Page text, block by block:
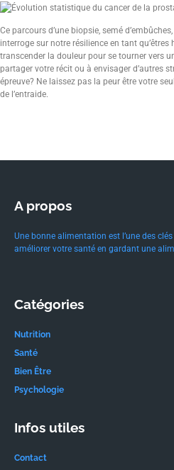
Ce parcours d’une biopsie, semé
interroge sur notre résilience en tant
transcender la douleur pour se tourner vers
partager votre récit ou à envisager d’autres
épreuve? Ne laissez pas la peur être votre
de l’entraide.
A propos
Une bonne alimentation est l’une des
améliorer votre santé en gardant une
Catégories
Nutrition
Santé
Bien Être
Psychologie
Infos utiles
Contact